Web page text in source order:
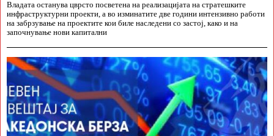
Владата останува цврсто посветена на реализацијата на стратешките
инфраструктурни проекти, а во изминатите две години интензивно работи
на забрзување на проектите кои биле наследени со застој, како и на
започнување нови капитални